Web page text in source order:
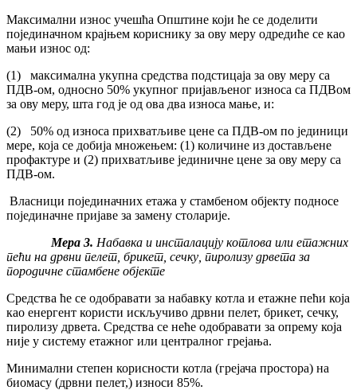
Максимални износ учешћа Општине који ће се доделити
појединачном крајњем кориснику за ову меру одредиће се као
мањи износ од:
(1) максимална укупна средства подстицаја за ову меру са
ПДВ-ом, односно 50% укупног пријављеног износа са ПДВом
за ову меру, шта год је од ова два износа мање, и:
(2) 50% од износа прихватљиве цене са ПДВ-ом по јединици
мере, која се добија множењем: (1) количине из достављене
профактуре и (2) прихватљиве јединичне цене за ову меру са
ПДВ-ом.
Власници појединачних етажа у стамбеном објекту подносе
појединачне пријаве за замену столарије.
Мера 3. Набавка и инсталацију котлова или етажних
пећи на дрвни пелет, брикет, сечку, пиролизу дрвета за
породичне стамбене објекте
Средства ће се одобравати за набавку котла и етажне пећи која
као енергент користи искључиво дрвни пелет, брикет, сечку,
пиролизу дрвета. Средства се неће одобравати за опрему која
није у систему етажног или централног грејања.
Минимални степен корисности котла (грејача простора) на
биомасу (дрвни пелет,) износи 85%.